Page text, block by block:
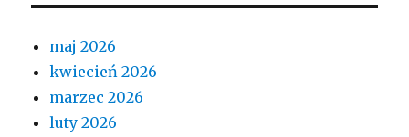
maj 2026
kwiecień 2026
marzec 2026
luty 2026